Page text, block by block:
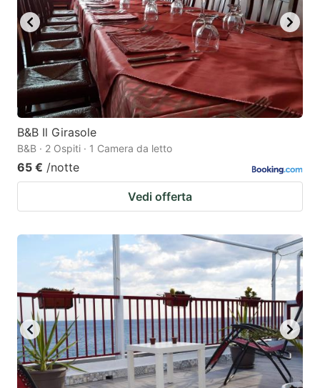
B&B Il Girasole
B&B · 2 Ospiti · 1 Camera da letto
65 € /notte
Vedi offerta